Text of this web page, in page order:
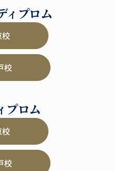
ィプロム
校
校
プロム
校
校